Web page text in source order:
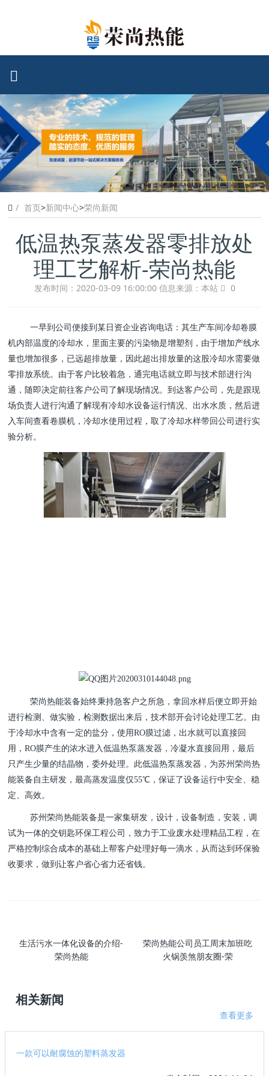
首页>新闻中心>荣尚新闻
低温热泵蒸发器零排放处
理工艺解析-荣尚热能
发布时间：2020-03-09 16:00:00 信息来源：本站 0
一早到公司便接到某日资企业咨询电话：其生产车间冷却卷膜
机内部温度的冷却水，里面主要的污染物是增塑剂，由于增加产线水
量也增加很多，已远超排放量，因此超出排放量的这股冷却水需要做
零排放系统。由于客户比较着急，通完电话就立即与技术部进行沟
通，随即决定前往客户公司了解现场情况。到达客户公司，先是跟现
场负责人进行沟通了解现有冷却水设备运行情况、出水水质，然后进
入车间查看卷膜机，冷却水使用过程，取了冷却水样带回公司进行实
验分析。
荣尚热能装备始终秉持急客户之所急，拿回水样后便立即开始
进行检测、做实验，检测数据出来后，技术部开会讨论处理工艺。由
于冷却水中含有一定的盐分，使用RO膜过滤，出水就可以直接回
用，RO膜产生的浓水进入低温热泵蒸发器，冷凝水直接回用，最后
只产生少量的结晶物，委外处理。此低温热泵蒸发器，为苏州荣尚热
能装备自主研发，最高蒸发温度仅55℃，保证了设备运行中安全、稳
定、高效。
苏州荣尚热能装备是一家集研发，设计，设备制造，安装，调
试为一体的交钥匙环保工程公司，致力于工业废水处理精品工程，在
严格控制综合成本的基础上帮客户处理好每一滴水，从而达到环保验
收要求，做到让客户省心省力还省钱。
生活污水一体化设备的介绍-
荣尚热能
荣尚热能公司员工周末加班吃
火锅羡煞朋友圈-荣
相关新闻
查看更多
一款可以耐腐蚀的塑料蒸发器